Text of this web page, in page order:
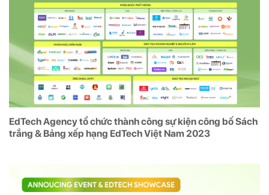
EdTech Agency tổ chức thành công sự kiện công bố Sách
trắng & Bảng xếp hạng EdTech Việt Nam 2023